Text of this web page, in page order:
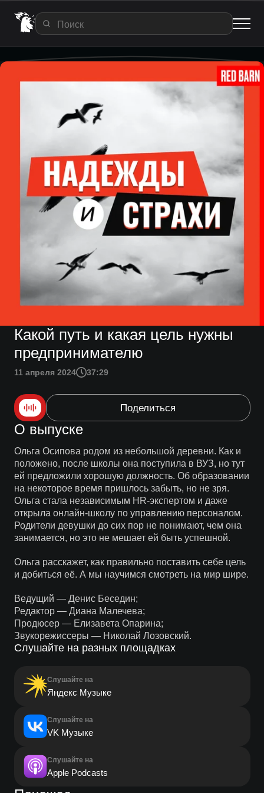
Какой путь и какая цель нужны
предпринимателю
11 апреля 2024 37:29
Поделиться
О выпуске
Ольга Осипова родом из небольшой деревни. Как и
положено, после школы она поступила в ВУЗ, но тут
ей предложили хорошую должность. Об образовании
на некоторое время пришлось забыть, но не зря.
Ольга стала независимым HR-экспертом и даже
открыла онлайн-школу по управлению персоналом.
Родители девушки до сих пор не понимают, чем она
занимается, но это не мешает ей быть успешной.
Ольга расскажет, как правильно поставить себе цель
и добиться её. А мы научимся смотреть на мир шире.
Ведущий — Денис Беседин;
Редактор — Диана Малечева;
Продюсер — Елизавета Опарина;
Звукорежиссеры — Николай Лозовский.
Слушайте на разных площадках
Слушайте на
Яндекс Музыке
Слушайте на
VK Музыке
Слушайте на
Apple Podcasts